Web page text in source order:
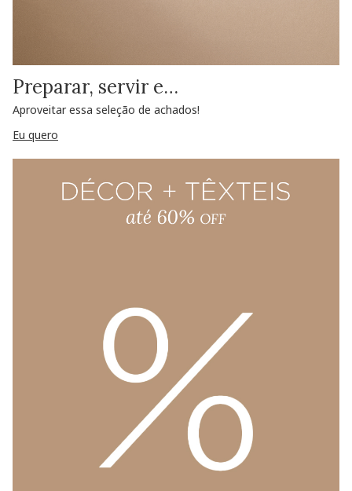
Preparar, servir e…
Aproveitar essa seleção de achados!
Eu quero